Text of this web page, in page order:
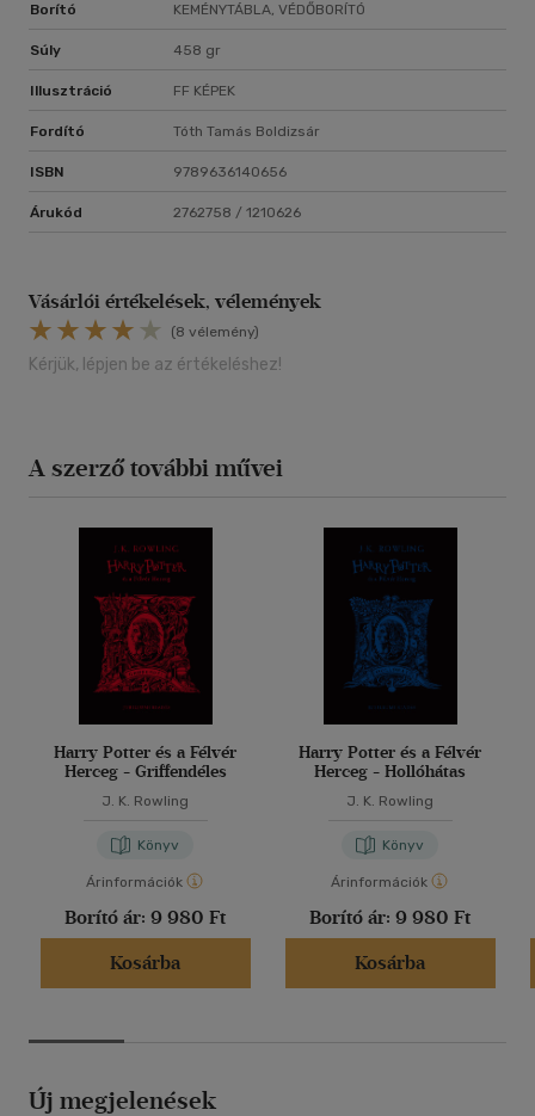
Borító KEMÉNYTÁBLA, VÉDŐBORÍTÓ
Súly 458 gr
Illusztráció FF KÉPEK
Fordító Tóth Tamás Boldizsár
ISBN 9789636140656
Árukód 2762758 / 1210626
Vásárlói értékelések, vélemények
(8 vélemény)
Kérjük, lépjen be az értékeléshez!
A szerző további művei
Harry Potter és a Félvér
Herceg - Griffendéles
J. K. Rowling
Könyv
Árinformációk
Borító ár: 9 980 Ft
Kosárba
Harry Potter és a Félvér
Herceg - Hollóhátas
J. K. Rowling
Könyv
Árinformációk
Borító ár: 9 980 Ft
Kosárba
Új megjelenések